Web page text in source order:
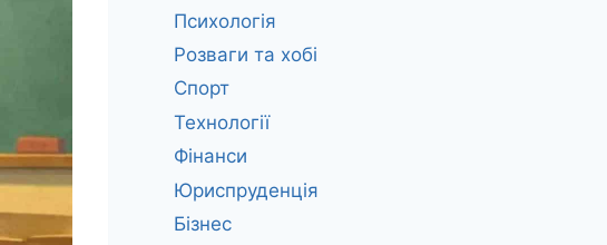
Психологія
Розваги та хобі
Спорт
Технології
Фінанси
Юриспруденція
Бізнес